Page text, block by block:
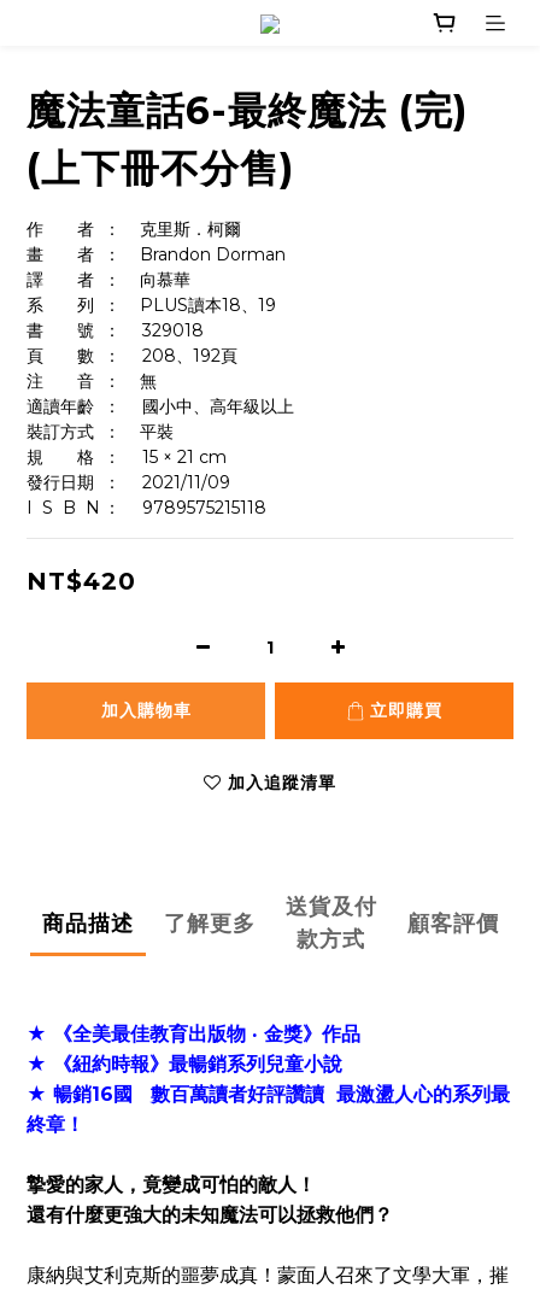
魔法童話6-最終魔法 (完)
(上下冊不分售)
作　　者	：    克里斯．柯爾
畫　　者	：    Brandon Dorman
譯　　者	：    向慕華
系　　列	：    PLUS讀本18、19
書　　號	：	329018
頁　　數	：	208、192頁
注　　音	：    無
適讀年齡	：	國小中、高年級以上
裝訂方式	：    平裝
規　　格	：	15 × 21 cm
發行日期	：	2021/11/09
I  S  B  N	：  	9789575215118
NT$420
加入購物車 立即購買
加入追蹤清單
商品描述 了解更多
送貨及付
款方式
顧客評價
★ 《全美最佳教育出版物 ‧ 金獎》 作品
★ 《紐約時報》最暢銷系列兒童小說
★ 暢銷16國 數百萬讀者好評讚讀 最激盪人心的系列最
終章！
摯愛的家人，竟變成可怕的敵人！
還有什麼更強大的未知魔法可以拯救他們？
康納與艾利克斯的噩夢成真！ 蒙面人召來了文學大軍，摧